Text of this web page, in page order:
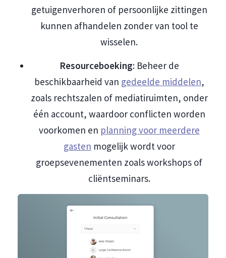
getuigenverhoren of persoonlijke zittingen
kunnen afhandelen zonder van tool te
wisselen.
Resourceboeking: Beheer de
beschikbaarheid van gedeelde middelen,
zoals rechtszalen of mediatiruimten, onder
één account, waardoor conflicten worden
voorkomen en planning voor meerdere
gasten mogelijk wordt voor
groepsevenementen zoals workshops of
cliëntseminars.